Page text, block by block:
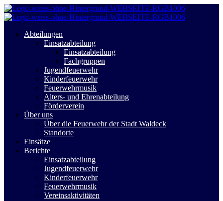
Abteilungen
Einsatzabteilung
Einsatzabteilung
Fachgruppen
Jugendfeuerwehr
Kinderfeuerwehr
Feuerwehrmusik
Alters- und Ehrenabteilung
Förderverein
Über uns
Über die Feuerwehr der Stadt Waldeck
Standorte
Einsätze
Berichte
Einsatzabteilung
Jugendfeuerwehr
Kinderfeuerwehr
Feuerwehrmusik
Vereinsaktivitäten